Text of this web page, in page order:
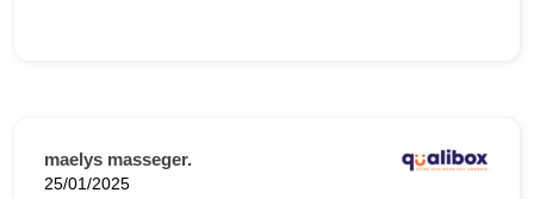
maelys masseger.
25/01/2025